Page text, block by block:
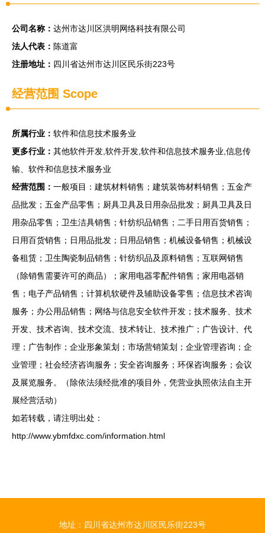
公司名称： 达州市达川区洪明网络科技有限公司
法人代表： 陈道富
注册地址： 四川省达州市达川区民乐街223号
经营范围 Scope
所属行业： 软件和信息技术服务业
更多行业： 其他软件开发,软件开发,软件和信息技术服务业,信息传
输、软件和信息技术服务业
经营范围： 一般项目：建筑材料销售；建筑装饰材料销售；五金产
品批发；五金产品零售；厨具卫具及日用杂品批发；厨具卫具及日
用杂品零售；卫生洁具销售；针纺织品销售；二手日用百货销售；
日用百货销售；日用品批发；日用品销售；机械设备销售；机械设
备租赁；卫生陶瓷制品销售；针纺织品及原料销售；互联网销售
（除销售需要许可的商品）；家用电器零配件销售；家用电器销
售；电子产品销售；计算机软硬件及辅助设备零售；信息技术咨询
服务；办公用品销售；网络与信息安全软件开发；技术服务、技术
开发、技术咨询、技术交流、技术转让、技术推广；广告设计、代
理；广告制作；企业形象策划；市场营销策划；企业管理咨询；企
业管理；社会经济咨询服务；安全咨询服务；环保咨询服务；会议
及展览服务。（除依法须经批准的项目外，凭营业执照依法自主开
展经营活动）
如若转载，请注明出处：
http://www.ybmfdxc.com/information.html
地址：四川省达州市达川区民乐街223号